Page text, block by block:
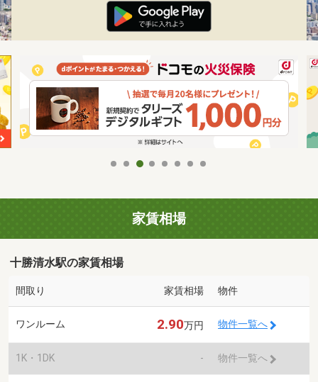
家賃相場
十勝清水駅の家賃相場
間取り 家賃相場 物件
ワンルーム 2.90万円 物件一覧へ
1K・1DK - 物件一覧へ